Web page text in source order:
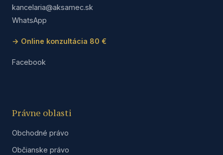
kancelaria@aksamec.sk
WhatsApp
→ Online konzultácia 80 €
Facebook
Právne oblasti
Obchodné právo
Občianske právo